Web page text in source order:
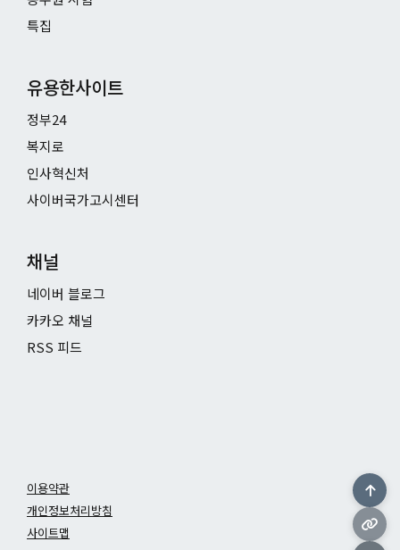
특집
유용한사이트
정부24
복지로
인사혁신처
사이버국가고시센터
채널
네이버 블로그
카카오 채널
RSS 피드
이용약관
개인정보처리방침
사이트맵